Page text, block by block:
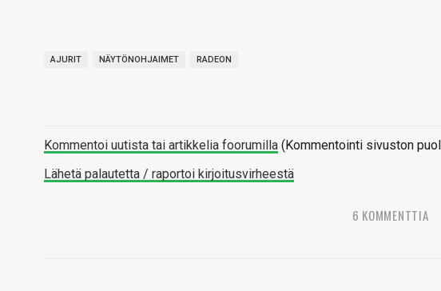
AJURIT NÄYTÖNOHJAIMET RADEON
Kommentoi uutista tai artikkelia foorumilla (Kommentointi sivuston
Lähetä palautetta / raportoi kirjoitusvirheestä
6 KOMMENTTIA